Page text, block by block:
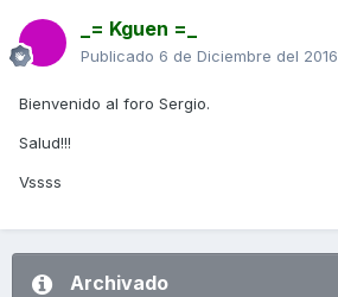
_= Kguen =_
Publicado 6 de Diciembre del 2016
Bienvenido al foro Sergio.
Salud!!!
Vssss
Archivado